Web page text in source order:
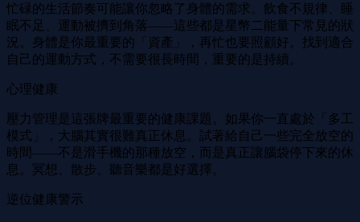
忙碌的生活節奏可能讓你忽略了身體的需求。飲食不規律、睡
眠不足、運動被擠到角落——這些都是星幣二能量下常見的狀
況。身體是你最重要的「資產」，再忙也要照顧好。找到適合
自己的運動方式，不需要很長時間，重要的是持續。
心理健康
壓力管理是這張牌最重要的健康課題。如果你一直處於「多工
模式」，大腦其實很難真正休息。試著給自己一些完全放空的
時間——不是滑手機的那種放空，而是真正讓腦袋停下來的休
息。冥想、散步、聽音樂都是好選擇。
逆位健康警示